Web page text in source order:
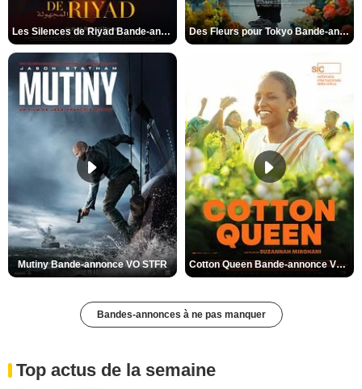
Les Silences de Riyad Bande-annonce VO STFR Des Fleurs pour Tokyo Bande-annonce VO STFR
Mutiny Bande-annonce VO STFR Cotton Queen Bande-annonce VO STFR
Bandes-annonces à ne pas manquer
Top actus de la semaine